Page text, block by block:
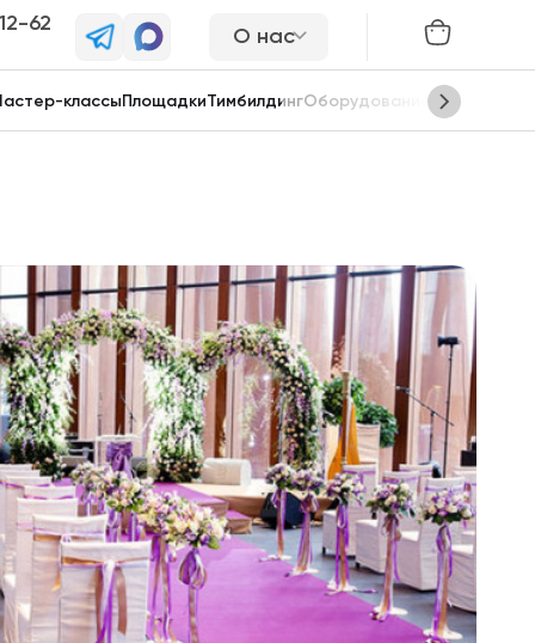
62
О нас
классы ПлощадкиТимбилдингОборудование Сцены